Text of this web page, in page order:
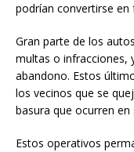
podrían convertirse en
Gran parte de los
multas o infracciones,
abandono. Estos
los vecinos que se
basura que ocurren en
Estos operativos